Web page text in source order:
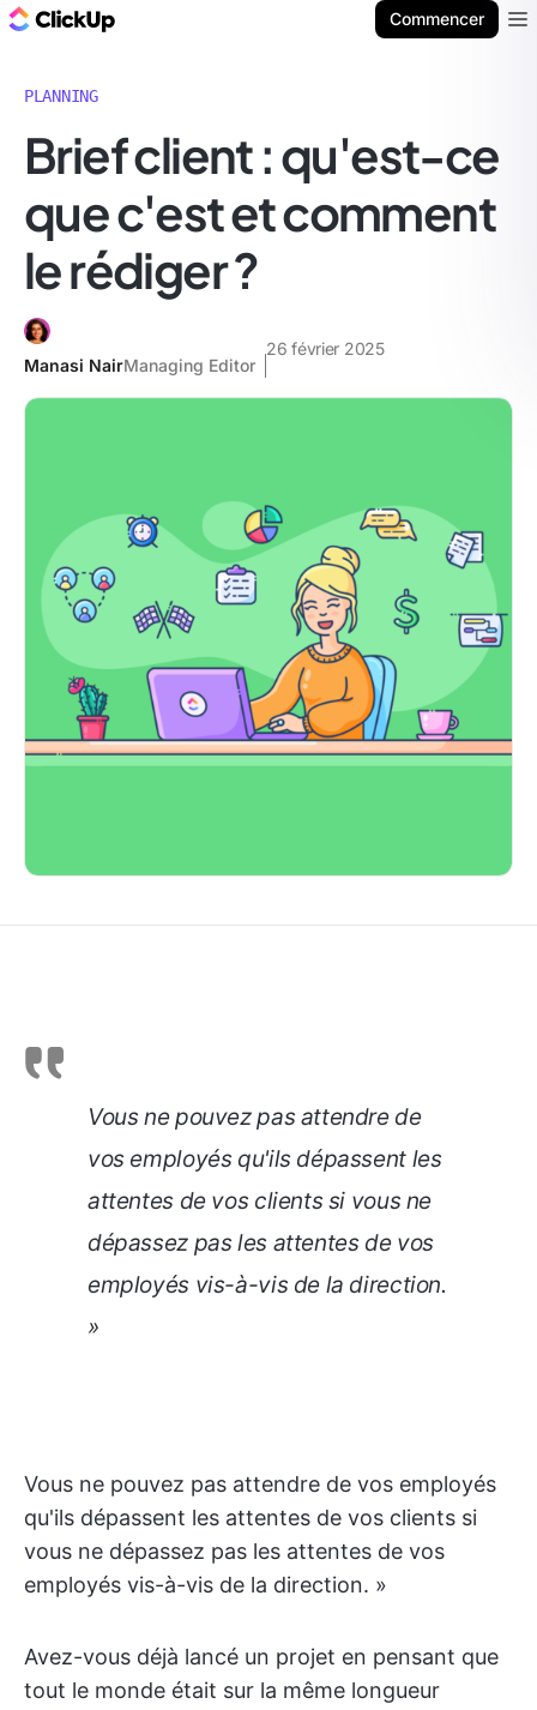
Commencer
PLANNING
Brief client : qu'est-ce
que c'est et comment
le rédiger ?
Manasi NairManaging Editor
26 février 2025
Vous ne pouvez pas attendre de
vos employés qu'ils dépassent les
attentes de vos clients si vous ne
dépassez pas les attentes de vos
employés vis-à-vis de la direction.
»
Vous ne pouvez pas attendre de vos employés
qu'ils dépassent les attentes de vos clients si
vous ne dépassez pas les attentes de vos
employés vis-à-vis de la direction. »
Avez-vous déjà lancé un projet en pensant que
tout le monde était sur la même longueur